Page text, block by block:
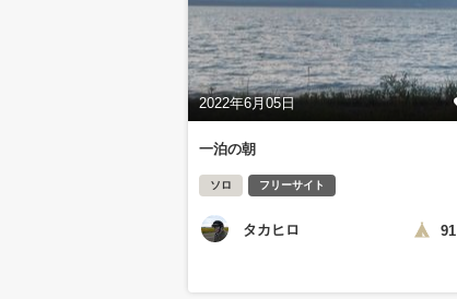
2022年6月05日
一泊の朝
ソロ フリーサイト
タカヒロ 91